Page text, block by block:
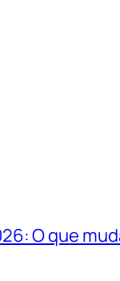
O que